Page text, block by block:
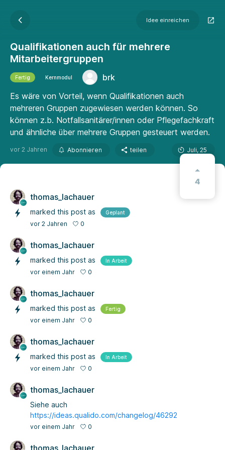
Idee einreichen
Qualifikationen auch für mehrere
Mitarbeitergruppen
Fertig Kernmodul
brk
Es wäre von Vorteil, wenn Qualifikationen auch
mehreren Gruppen zugewiesen werden können. So
können z.b. Notfallsanitärer/innen oder Pflegefachkraft
und ähnliche über mehrere Gruppen gesteuert werden.
vor 2 Jahren Abonnieren teilen Juli, 25
4
thomas_lachauer
marked this post as Geplant
vor 2 Jahren 0
thomas_lachauer
marked this post as In Arbeit
vor einem Jahr 0
thomas_lachauer
marked this post as Fertig
vor einem Jahr 0
thomas_lachauer
marked this post as In Arbeit
vor einem Jahr 0
thomas_lachauer
Siehe auch
https://ideas.qualido.com/changelog/46292
vor einem Jahr 0
thomas_lachauer